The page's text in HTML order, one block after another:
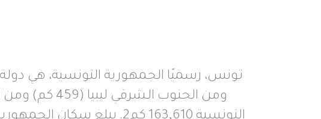
تونس، رسميًا الجمهورية التونسية، هي